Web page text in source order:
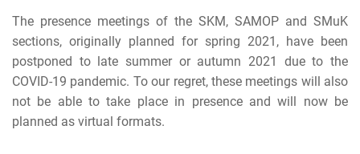
The presence meetings of the SKM, SAMOP and SMuK
sections, originally planned for spring 2021, have been
postponed to late summer or autumn 2021 due to the
COVID-19 pandemic. To our regret, these meetings will also
not be able to take place in presence and will now be
planned as virtual formats.